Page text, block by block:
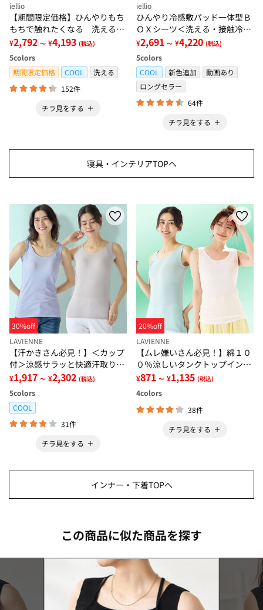
iellio
【期間限定価格】ひんやりもち
もちで触れたくなる 洗えるラ
グ＜低反発・滑りにくい・接触
冷感・防ダニ・カーペット＞
¥2,792 ～ ¥4,193 (税込)
5colors
期間限定価格
COOL
洗える
152件
チラ見をする
iellio
ひんやり冷感敷パッド一体型Ｂ
ＯＸシーツ＜洗える・接触冷
感・抗菌防臭・時短・家事楽・
ボックスシーツ・寝苦しさ対策
＞
¥2,691 ～ ¥4,220 (税込)
5colors
COOL
新色追加
動画あり
ロングセラー
64件
チラ見をする
寝具・インテリアTOPへ
30%off
LAVIENNE
【汗かきさん必見！】＜カップ
付＞涼感サラッと快適汗取りタ
ンクトップインナー＜さらりラ
ボ＞
¥1,917 ～ ¥2,302 (税込)
5colors
COOL
31件
チラ見をする
20%off
LAVIENNE
【ムレ嫌いさん必見！】綿１０
０％涼しいタンクトップインナ
ー＜さらりラボ＞
¥871 ～ ¥1,135 (税込)
4colors
38件
チラ見をする
インナー・下着TOPへ
この商品に似た商品を探す